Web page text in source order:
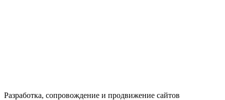
Разработка, сопровождение и продвижение сайтов